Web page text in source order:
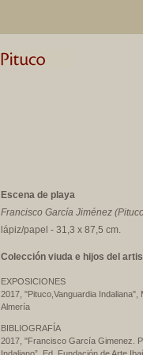
Escena de playa
Francisco García Jiménez
lápiz/papel - 31,3 x 87,5 cm.
Colección viuda e hijos del
EXPOSICIONES
2017, "Pituco,Vanguardia Indaliana",
Almería
BIBLIOGRAFÍA
2017, "Francisco García Gimenez.